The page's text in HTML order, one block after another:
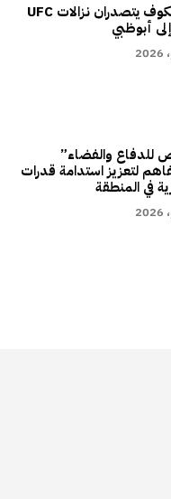
أنكالايف وغوسكوف يتصدران نزالات UFC
أبوظبي
للدفاع والفضاء”
لتعزيز استدامة قدرات
في المنطقة